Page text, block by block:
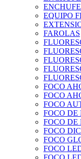
EQUIPO
FAROLAS
FOCO
FOCO
FOCO
FOCO DE
FOCO DE
FOCO
FOCO
FOCO
FOCO